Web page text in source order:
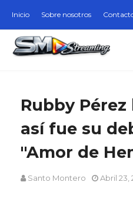
Inicio Sobre nosotros
Rubby
así fue su
"Amor de
Santo Montero Abril 23,